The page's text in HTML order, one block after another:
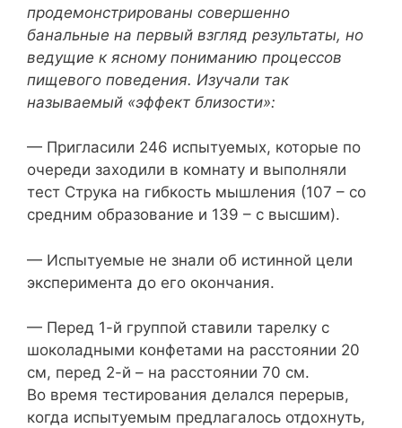
продемонстрированы совершенно
банальные на первый взгляд результаты, но
ведущие к ясному пониманию процессов
пищевого поведения. Изучали так
называемый «эффект близости»:
— Пригласили 246 испытуемых, которые по
очереди заходили в комнату и выполняли
тест Струка на гибкость мышления (107 – со
средним образование и 139 – с высшим).
— Испытуемые не знали об истинной цели
эксперимента до его окончания.
— Перед 1-й группой ставили тарелку с
шоколадными конфетами на расстоянии 20
см, перед 2-й – на расстоянии 70 см.
Во время тестирования делался перерыв,
когда испытуемым предлагалось отдохнуть,